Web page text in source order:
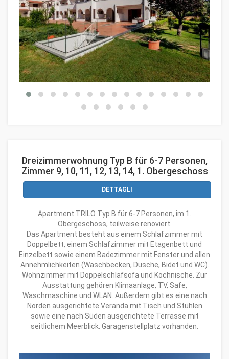
Dreizimmerwohnung Typ B für 6-7 Personen,
Zimmer 9, 10, 11, 12, 13, 14, 1. Obergeschoss
DETTAGLI
Apartment TRILO Typ B für 6-7 Personen, im 1.
Obergeschoss, teilweise renoviert.
Das Apartment besteht aus einem Schlafzimmer mit
Doppelbett, einem Schlafzimmer mit Etagenbett und
Einzelbett sowie einem Badezimmer mit Fenster und allen
Annehmlichkeiten (Waschbecken, Dusche, Bidet und WC).
Wohnzimmer mit Doppelschlafsofa und Kochnische. Zur
Ausstattung gehören Klimaanlage, TV, Safe,
Waschmaschine und WLAN. Außerdem gibt es eine nach
Norden ausgerichtete Veranda mit Tisch und Stühlen
sowie eine nach Süden ausgerichtete Terrasse mit
seitlichem Meerblick. Garagenstellplatz vorhanden.